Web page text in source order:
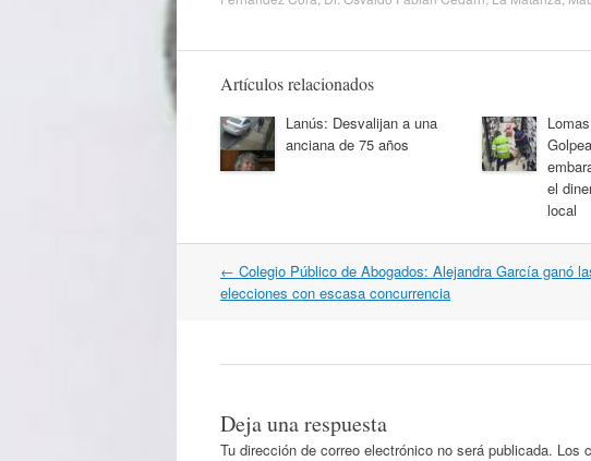
Artículos relacionados
Lanús: Desvalijan a una
anciana de 75 años
el
local
Navegación
por
← Colegio Público de Abogados: Alejandra García ganó
elecciones con escasa concurrencia
Deja una respuesta
Tu dirección de correo electrónico no será publicada. Los